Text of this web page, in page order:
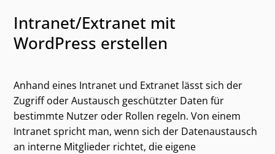
Intranet/Extranet mit
WordPress erstellen
Anhand eines Intranet und Extranet lässt sich der
Zugriff oder Austausch geschützter Daten für
bestimmte Nutzer oder Rollen regeln. Von einem
Intranet spricht man, wenn sich der Datenaustausch
an interne Mitglieder richtet, die eigene